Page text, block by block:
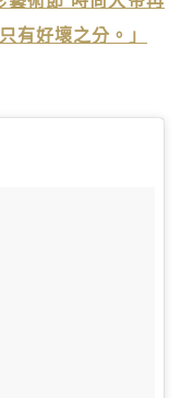
好壞之分。」